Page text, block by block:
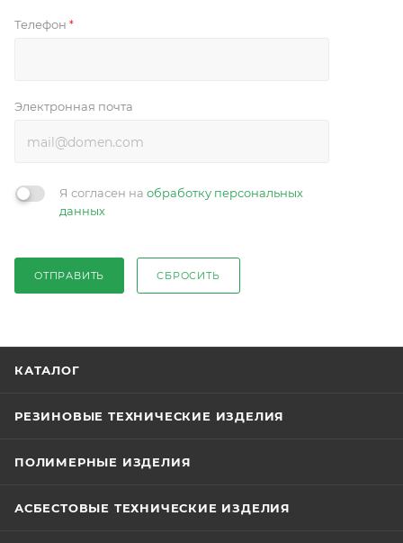
Телефон *
Электронная почта
Я согласен на обработку персональных
данных
ОТПРАВИТЬ СБРОСИТЬ
КАТАЛОГ
РЕЗИНОВЫЕ ТЕХНИЧЕСКИЕ ИЗДЕЛИЯ
ПОЛИМЕРНЫЕ ИЗДЕЛИЯ
АСБЕСТОВЫЕ ТЕХНИЧЕСКИЕ ИЗДЕЛИЯ